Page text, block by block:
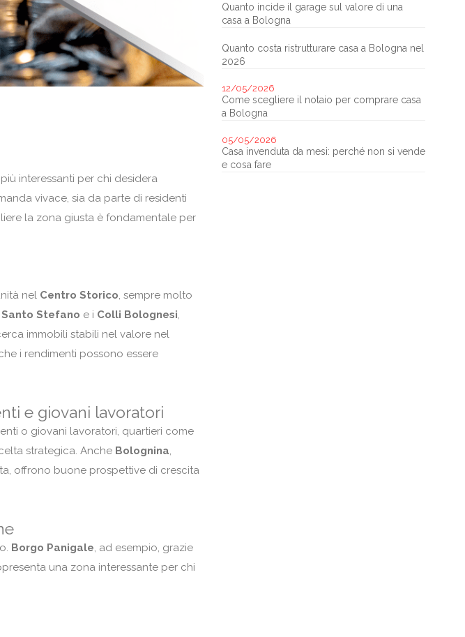
interessanti per chi desidera
vivace, sia da parte di residenti
la zona giusta è fondamentale per
nel Centro Storico, sempre molto
Santo Stefano e i Colli Bolognesi,
immobili stabili nel valore nel
i rendimenti possono essere
e giovani lavoratori
o giovani lavoratori, quartieri come
strategica. Anche Bolognina,
offrono buone prospettive di crescita
Borgo Panigale, ad esempio, grazie
una zona interessante per chi
Quanto incide il garage sul valore di una
casa a Bologna
Quanto costa ristrutturare casa a Bologna nel
2026
12/05/2026
Come scegliere il notaio per comprare casa
a Bologna
05/05/2026
Casa invenduta da mesi: perché non si vende
e cosa fare